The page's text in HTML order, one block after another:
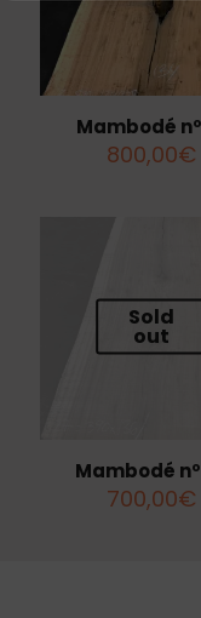
Mambodé nº
800,00€
Sold
out
Mambodé
700,00€